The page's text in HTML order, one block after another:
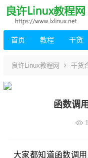
首页 教程 干货
良许Linux教程网 干货
函数调
大家都知道函数调